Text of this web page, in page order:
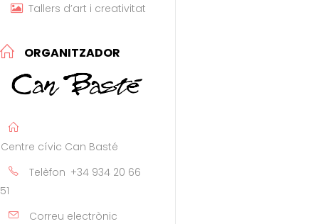
Tallers d’art i creativitat
ORGANITZADOR
Centre cívic Can Basté
Telèfon +34 934 20 66
51
Correu electrònic